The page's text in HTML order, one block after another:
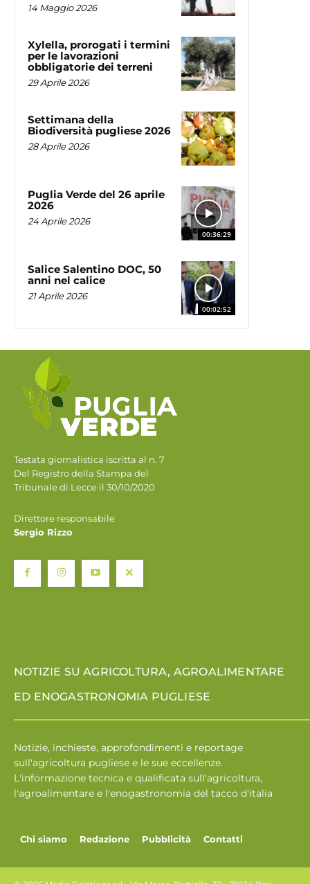
14 Maggio 2026
Xylella, prorogati i termini
per le lavorazioni
obbligatorie dei terreni
29 Aprile 2026
Settimana della
Biodiversità pugliese 2026
28 Aprile 2026
00:36:29
Puglia Verde del 26 aprile
2026
24 Aprile 2026
00:02:52
Salice Salentino DOC, 50
anni nel calice
21 Aprile 2026
Testata giornalistica iscritta al n. 7
Del Registro della Stampa del
Tribunale di Lecce il 30/10/2020
Direttore responsabile
Sergio Rizzo
NOTIZIE SU AGRICOLTURA, AGROALIMENTARE
ED ENOGASTRONOMIA PUGLIESE
Notizie, inchieste, approfondimenti e reportage
sull'agricoltura pugliese e le sue eccellenze.
L'informazione tecnica e qualificata sull'agricoltura,
l'agroalimentare e l'enogastronomia del tacco d'italia
Chi siamo Redazione Pubblicità Contatti